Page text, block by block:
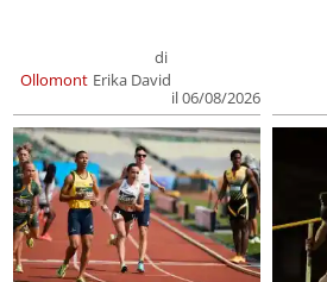
Ollomont
di
Erika David
il 06/08/2026